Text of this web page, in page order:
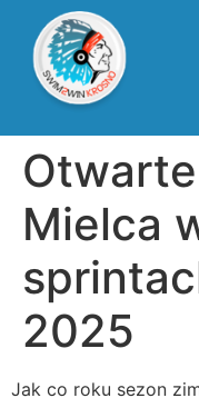
Mielca
2025
Jak co roku sezon